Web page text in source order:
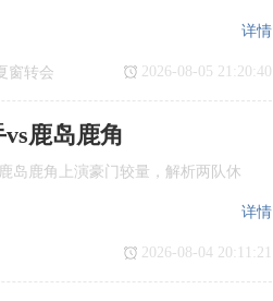
窗转会
详情
2026-08-05 21:20:40
鹿岛鹿角
岛鹿角上演豪门较量，解析两队休
详情
2026-08-04 20:11:21